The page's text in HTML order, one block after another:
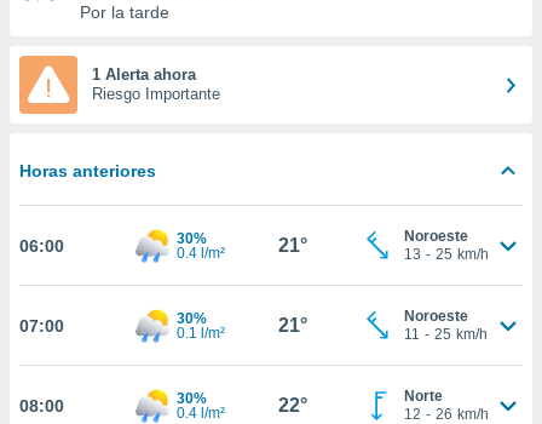
contenido
coste.
botón
a la
la
ya sean
ACEPTAR
CONTINUAR
Por la tarde
1 Alerta ahora
Riesgo Importante
Horas anteriores
06:00
30%
0.4 l/m²
21°
Noroeste
13 - 25 km/h
07:00
30%
0.1 l/m²
21°
Noroeste
11 - 25 km/h
08:00
30%
0.4 l/m²
22°
Norte
12 - 26 km/h